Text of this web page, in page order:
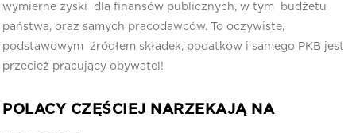
wymierne zyski dla finansów publicznych, w tym budżetu
państwa, oraz samych pracodawców. To oczywiste,
podstawowym źródłem składek, podatków i samego PKB jest
przecież pracujący obywatel!
POLACY CZĘŚCIEJ NARZEKAJĄ NA